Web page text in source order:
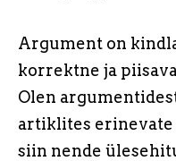
Argument on
korrektne ja
Olen
artiklites
siin nende